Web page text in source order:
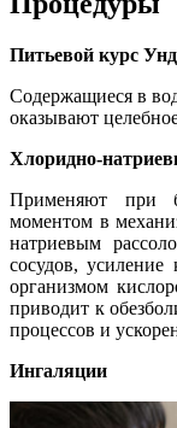
Питьевой курс
Содержащиеся в
оказывают
Хлоридно-
Применяют при
моментом в
натриевым
сосудов, усиление
организмом
приводит к
процессов и
Ингаляции